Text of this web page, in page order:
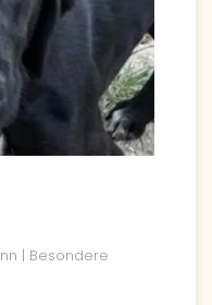
| Besondere